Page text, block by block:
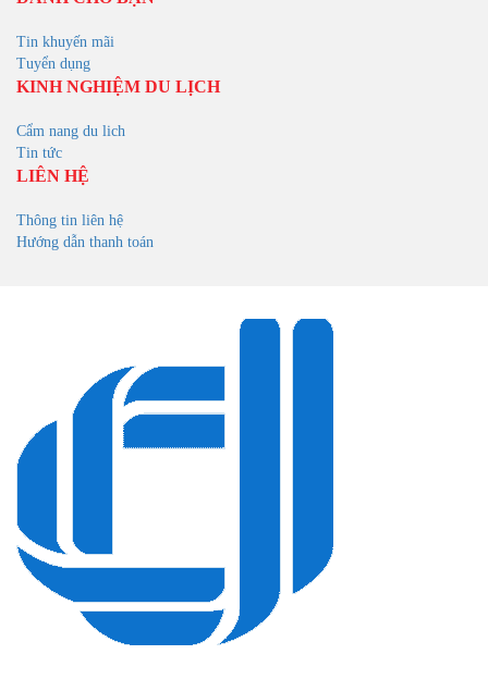
Tin khuyến mãi
Tuyển dụng
KINH NGHIỆM DU LỊCH
Cẩm nang du lich
Tin tức
LIÊN HỆ
Thông tin liên hệ
Hướng dẫn thanh toán